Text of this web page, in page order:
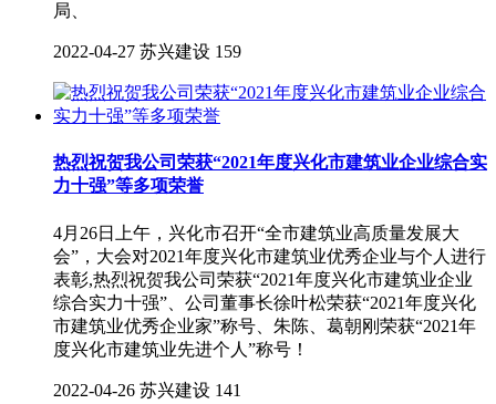
局、
2022-04-27 苏兴建设 159
热烈祝贺我公司荣获“2021年度兴化市建筑业企业综合实
力十强”等多项荣誉
4月26日上午，兴化市召开“全市建筑业高质量发展大
会”，大会对2021年度兴化市建筑业优秀企业与个人进行
表彰,热烈祝贺我公司荣获“2021年度兴化市建筑业企业
综合实力十强”、公司董事长徐叶松荣获“2021年度兴化
市建筑业优秀企业家”称号、朱陈、葛朝刚荣获“2021年
度兴化市建筑业先进个人”称号！
2022-04-26 苏兴建设 141